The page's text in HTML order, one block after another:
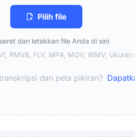
Pilih file
dan letakkan file Anda di sini
RMVB, FLV, MP4, MOV, WMV; Ukuran
dan peta pikiran?